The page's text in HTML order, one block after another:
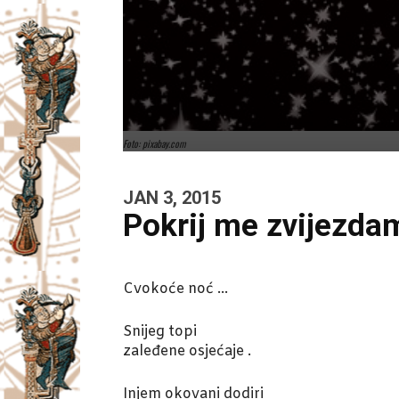
Foto: pixabay.com
JAN 3, 2015
Pokrij me
Cvokoće noć …
Snijeg topi
zaleđene osjećaje .
Injem okovani dodiri